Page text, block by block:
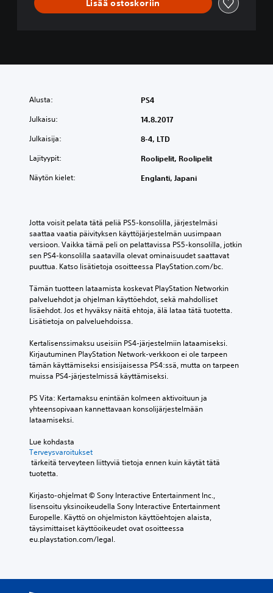
Lisää ostoskoriin
Alusta: PS4
Julkaisu: 14.8.2017
Julkaisija: 8-4, LTD
Lajityypit: Roolipelit, Roolipelit
Näytön kielet: Englanti, Japani
Jotta voisit pelata tätä peliä PS5-konsolilla, järjestelmäsi
saattaa vaatia päivityksen käyttöjärjestelmän uusimpaan
versioon. Vaikka tämä peli on pelattavissa PS5-konsolilla, jotkin
sen PS4-konsolilla saatavilla olevat ominaisuudet saattavat
puuttua. Katso lisätietoja osoitteessa PlayStation.com/bc.
Tämän tuotteen lataamista koskevat PlayStation Networkin
palveluehdot ja ohjelman käyttöehdot, sekä mahdolliset
lisäehdot. Jos et hyväksy näitä ehtoja, älä lataa tätä tuotetta.
Lisätietoja on palveluehdoissa.
Kertalisenssimaksu useisiin PS4-järjestelmiin lataamiseksi.
Kirjautuminen PlayStation Network-verkkoon ei ole tarpeen
tämän käyttämiseksi ensisijaisessa PS4:ssä, mutta on tarpeen
muissa PS4-järjestelmissä käyttämiseksi.
PS Vita: Kertamaksu enintään kolmeen aktivoituun ja
yhteensopivaan kannettavaan konsolijärjestelmään
lataamiseksi.
Lue kohdasta
Terveysvaroitukset
tuotetta.
Kirjasto-ohjelmat © Sony Interactive Entertainment Inc.,
lisensoitu yksinoikeudella Sony Interactive Entertainment
Europelle. Käyttö on ohjelmiston käyttöehtojen alaista,
täysimittaiset käyttöoikeudet ovat osoitteessa
eu.playstation.com/legal.